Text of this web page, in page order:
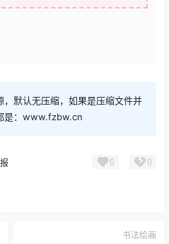
默认无压缩，如果是压缩文件并
是：www.fzbw.cn
0 0
书法绘画